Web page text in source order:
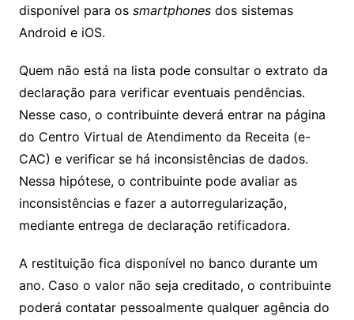
disponível para os smartphonesdos sistemas
Android e iOS.
Quem não está na lista pode consultar o extrato da
declaração para verificar eventuais pendências.
Nesse caso, o contribuinte deverá entrar na página
do Centro Virtual de Atendimento da Receita (e-
CAC) e verificar se há inconsistências de dados.
Nessa hipótese, o contribuinte pode avaliar as
inconsistências e fazer a autorregularização,
mediante entrega de declaração retificadora.
A restituição fica disponível no banco durante um
ano. Caso o valor não seja creditado, o contribuinte
poderá contatar pessoalmente qualquer agência do